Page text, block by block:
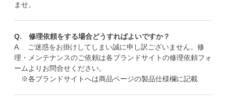
ませ。
Q. 修理依頼をする場合どうすればよいですか？
A. ご迷惑をお掛けしてしまい誠に申し訳ございません。修
理・メンテナンスのご依頼は各ブランドサイトの修理依頼フォ
ームよりお問合せください。
※各ブランドサイトへは商品ページの製品仕様欄に記載